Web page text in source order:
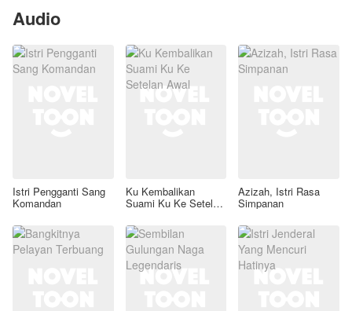
Audio
Istri Pengganti Sang
Komandan
Ku Kembalikan
Suami Ku Ke Setelan
Azizah, Istri Rasa
Simpanan